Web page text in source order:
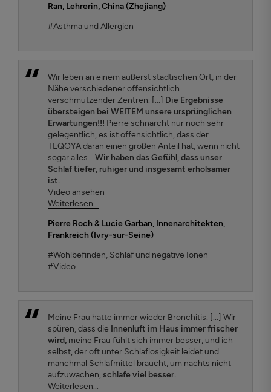
Ran, Lehrerin, China (Zhejiang)
#Asthma und Allergien
Wir leben an einem äußerst städtischen Ort, in der
Nähe verschiedener offensichtlich
verschmutzender Zentren. [...] Die Ergebnisse
übersteigen bei WEITEM unsere ursprünglichen
Erwartungen!!! Pierre schnarcht nur noch sehr
gelegentlich, es ist offensichtlich, dass der
TEQOYA daran einen großen Anteil hat, wenn nicht
sogar alles... Wir haben das Gefühl, dass unser
Schlaf tiefer, ruhiger und insgesamt erholsamer
ist.
Video ansehen
Weiterlesen...
Pierre Roch & Lucie Garban, Innenarchitekten,
Frankreich (Ivry-sur-Seine)
#Wohlbefinden, Schlaf und negative Ionen
#Video
Meine Frau hatte immer wieder Bronchitis. [...] Wir
spüren, dass die Innenluft im Haus immer frischer
wird,meine Frau fühlt sich immer besser, und ich
selbst, der oft unter Schlaflosigkeit leidet und
manchmal Schlafmittel braucht, um nachts nicht
aufzuwachen,schlafe viel besser.
Weiterlesen...